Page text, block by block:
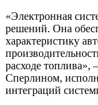
«Электронная
решений. Она
характеристику
расходе
Сперлином,
интеграций